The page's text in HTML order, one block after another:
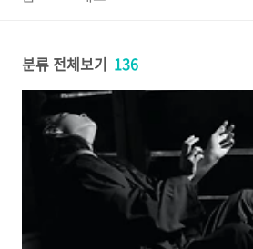
분류 전체보기 136